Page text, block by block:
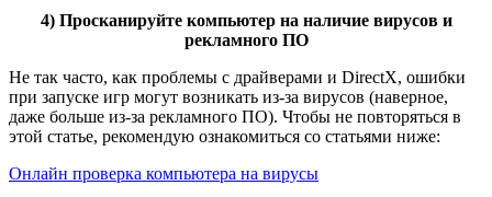
4) Просканируйте компьютер на наличие вирусов и
рекламного ПО
Не так часто, как проблемы с драйверами и DirectX, ошибки
при запуске игр могут возникать из-за вирусов (наверное,
даже больше из-за рекламного ПО). Чтобы не повторяться в
этой статье, рекомендую ознакомиться со статьями ниже:
Онлайн проверка компьютера на вирусы